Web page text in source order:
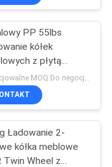
79
PP 55lbs
kółek
z płytą
Ładowanie 2-
kółka meblowe
Twin Wheel z